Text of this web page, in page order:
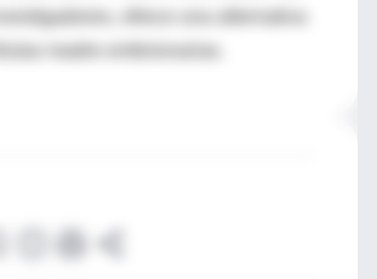
ofrece una alternativa